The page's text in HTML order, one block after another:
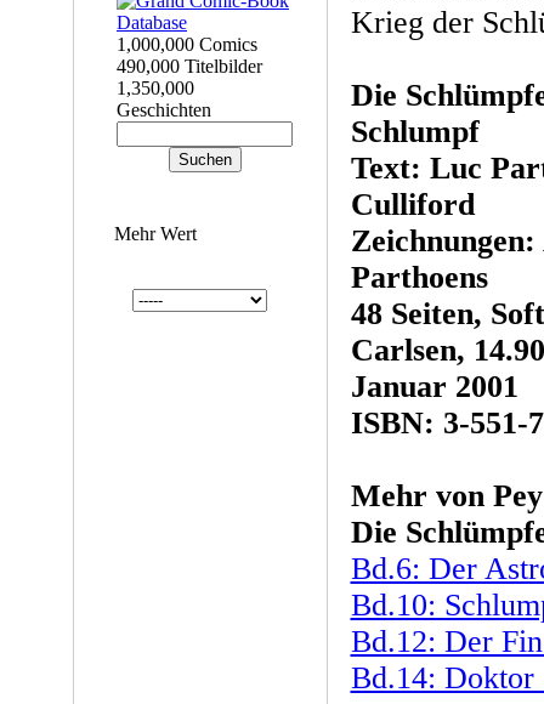
1,000,000 Comics
490,000 Titelbilder
1,350,000
Geschichten
Mehr Wert
Krieg der
Die
Schlumpf
Text: Luc
Culliford
Parthoens
48 Seiten,
Carlsen,
Januar 2001
ISBN: 3-551-
Mehr von
Die
Bd.6: Der
Bd.10:
Bd.12: Der
Bd.14: Doktor